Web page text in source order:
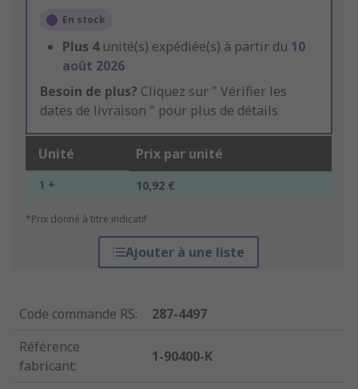
En stock
Plus 4 unité(s) expédiée(s) à partir du 10
août 2026
Besoin de plus? Cliquez sur " Vérifier les
dates de livraison " pour plus de détails
Unité Prix par unité
1 + 10,92 €
*Prix donné à titre indicatif
Ajouter à une liste
Code commande RS:
287-4497
Référence
fabricant:
1-90400-K